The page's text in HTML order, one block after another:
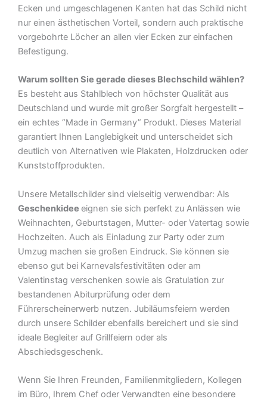
Ecken und umgeschlagenen Kanten hat das Schild nicht
nur einen ästhetischen Vorteil, sondern auch praktische
vorgebohrte Löcher an allen vier Ecken zur einfachen
Befestigung.
Warum sollten Sie gerade dieses Blechschild wählen?
Es besteht aus Stahlblech von höchster Qualität aus
Deutschland und wurde mit großer Sorgfalt hergestellt –
ein echtes “Made in Germany” Produkt. Dieses Material
garantiert Ihnen Langlebigkeit und unterscheidet sich
deutlich von Alternativen wie Plakaten, Holzdrucken oder
Kunststoffprodukten.
Unsere Metallschilder sind vielseitig verwendbar: Als
Geschenkidee eignen sie sich perfekt zu Anlässen wie
Weihnachten, Geburtstagen, Mutter- oder Vatertag sowie
Hochzeiten. Auch als Einladung zur Party oder zum
Umzug machen sie großen Eindruck. Sie können sie
ebenso gut bei Karnevalsfestivitäten oder am
Valentinstag verschenken sowie als Gratulation zur
bestandenen Abiturprüfung oder dem
Führerscheinerwerb nutzen. Jubiläumsfeiern werden
durch unsere Schilder ebenfalls bereichert und sie sind
ideale Begleiter auf Grillfeiern oder als
Abschiedsgeschenk.
Wenn Sie Ihren Freunden, Familienmitgliedern, Kollegen
im Büro, Ihrem Chef oder Verwandten eine besondere